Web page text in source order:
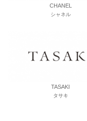
CHANEL
シャネル
TASAKI
タサキ